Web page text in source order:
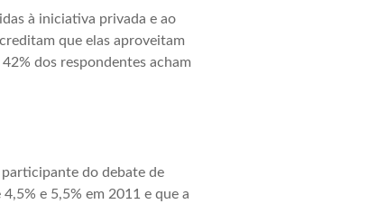
à iniciativa privada e ao
que elas aproveitam
dos respondentes acham
do debate de
e 5,5% em 2011 e que a